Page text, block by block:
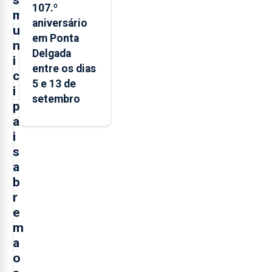
m
u
n
i
c
i
p
a
i
s
a
b
r
e
m
a
o
107.º
aniversário
em Ponta
Delgada
entre os dias
5 e 13 de
setembro